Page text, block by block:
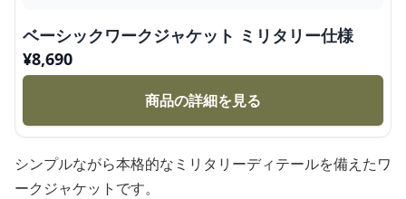
ベーシックワークジャケット ミリタリー仕様
¥8,690
商品の詳細を見る
シンプルながら本格的なミリタリーディテールを備えたワ
ークジャケットです。